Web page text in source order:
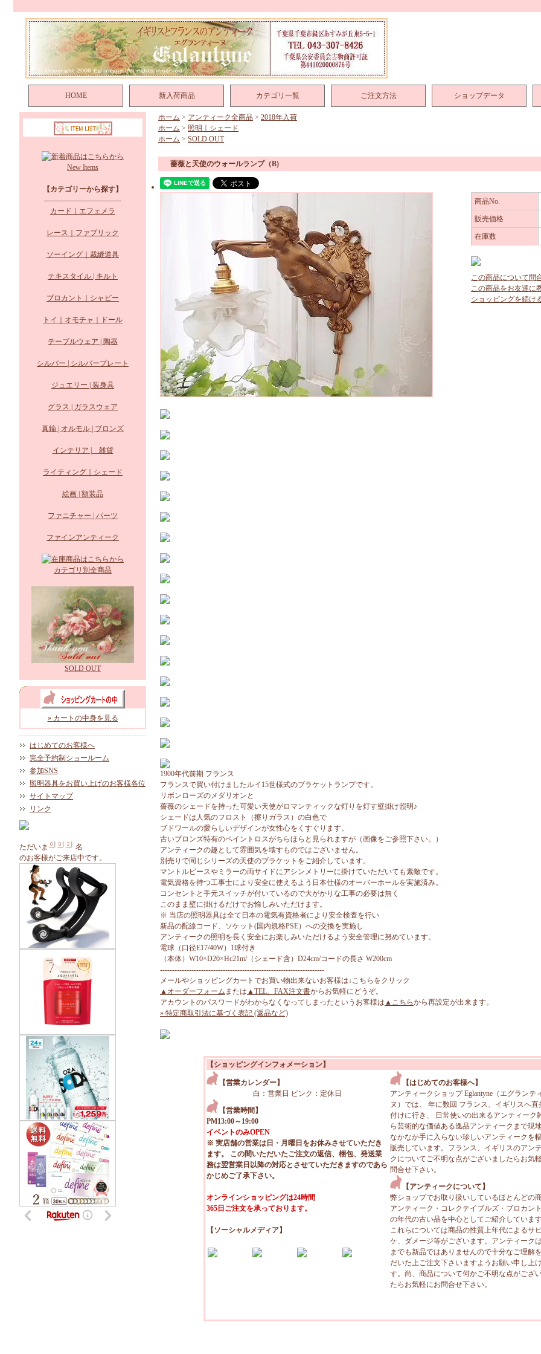
HOME 新入荷商品 カテゴリ一覧 ご注文方法 ショップデータ
New Items
【カテゴリーから探す】
--------------------------------
カード｜エフェメラ
レース｜ファブリック
ソーイング｜裁縫道具
テキスタイル | キルト
ブロカント｜シャビー
トイ｜オモチャ｜ドール
テーブルウェア | 陶器
シルバー | シルバープレート
ジュエリー | 装身具
グラス | ガラスウェア
真鍮 | オルモル | ブロンズ
インテリア | 雑貨
ライティング｜シェード
絵画 | 額装品
ファニチャー | パーツ
ファインアンティーク
カテゴリ別全商品
SOLD OUT
» カートの中身を見る
はじめてのお客様へ
完全予約制ショールーム
参加SNS
照明器具をお買い上げのお客様各位
サイトマップ
リンク
ただいま
名
のお客様がご来店中です。
ホーム > アンティーク全商品 > 2018年入荷
ホーム > 照明｜シェード
ホーム > SOLD OUT
薔薇と天使のウォールランプ（B)
商品No.
販売価格
在庫数
この商品について問
この商品をお友達に
ショッピングを続け
1900年代前期 フランス
フランスで買い付けましたルイ15世様式のブラケットランプです。
リボンローズのメダリオンと
薔薇のシェードを持った可愛い天使がロマンティックな灯りを灯す壁掛け照明♪
シェードは人気のフロスト（擦りガラス）の白色で
ブドワールの愛らしいデザインが女性心をくすぐります。
古いブロンズ特有のペイントロスがちらほらと見られますが（画像をご参照下さい。）
アンティークの趣として雰囲気を壊すものではございません。
別売りで同じシリーズの天使のブラケットをご紹介しています。
マントルピースやミラーの両サイドにアシンメトリーに掛けていただいても素敵です。
電気資格を持つ工事士により安全に使えるよう日本仕様のオーバーホールを実施済み。
コンセントと手元スイッチが付いているので大がかりな工事の必要は無く
このまま壁に掛けるだけでお愉しみいただけます。
※ 当店の照明器具は全て日本の電気有資格者により安全検査を行い
新品の配線コード、ソケット(国内規格PSE）への交換を実施し
アンティークの照明を長く安全にお楽しみいただけるよう安全管理に努めています。
電球（口径E17/40W）1球付き
（本体）W10×D20×Hc21m/（シェード含）D24cm/コードの長さ W200cm
--------------------------------------------------------------------
メールやショッピングカートでお買い物出来ないお客様は↓こちらをクリック
▲オーダーフォーム または ▲TEL、FAX注文書からお気軽にどうぞ。
アカウントのパスワードがわからなくなってしまったというお客様は ▲こちらから再設定が出来ます。
» 特定商取引法に基づく表記 (返品など)
【ショッピングインフォメーション】
【営業カレンダー】
白：営業日 ピンク：定休日
【営業時間】
PM13:00～19:00
イベントのみOPEN
※ 実店舗の営業は日・月曜日をお休みさせていただき
ます。 この間いただいたご注文の返信、梱包、発送業
務は翌営業日以降の対応とさせていただきますのであら
かじめご了承下さい。
オンラインショッピングは24時間
365日ご注文を承っております。
【ソーシャルメディア】
【はじめてのお客様へ】
アンティークショップ Eglantyne（エグランテ
ヌ）では、 年に数回 フランス、イギリスへ直
付けに行き、 日常使いの出来るアンティーク
ら芸術的な価値ある逸品アンティークまで現
なかなか手に入らない珍しいアンティークを
販売しています。フランス、イギリスのアン
クについてご不明な点がございましたらお気
問合せ下さい。
【アンティークについて】
弊ショップでお取り扱いしているほとんどの
アンティーク・コレクテイブルズ・ブロカン
の年代の古い品を中心としてご紹介しています
これらについては商品の性質上年代によるサ
ケ、ダメージ等がございます。アンティーク
までも新品ではありませんので十分なご理解
だいた上ご注文下さいますようお願い申し上
す。尚、商品について何かご不明な点がござ
たらお気軽にお問合せ下さい。